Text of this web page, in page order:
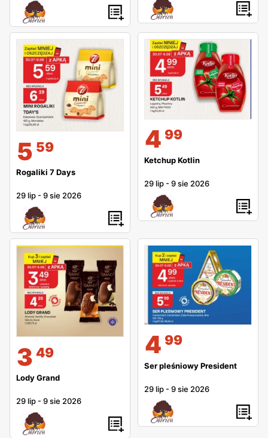
5 59
Rogaliki 7 Days
29 lip -9 sie 2026
4 99
Ketchup Kotlin
29 lip -9 sie 2026
3 49
Lody Grand
29 lip -9 sie 2026
4 99
Ser pleśniowy President
29 lip -9 sie 2026